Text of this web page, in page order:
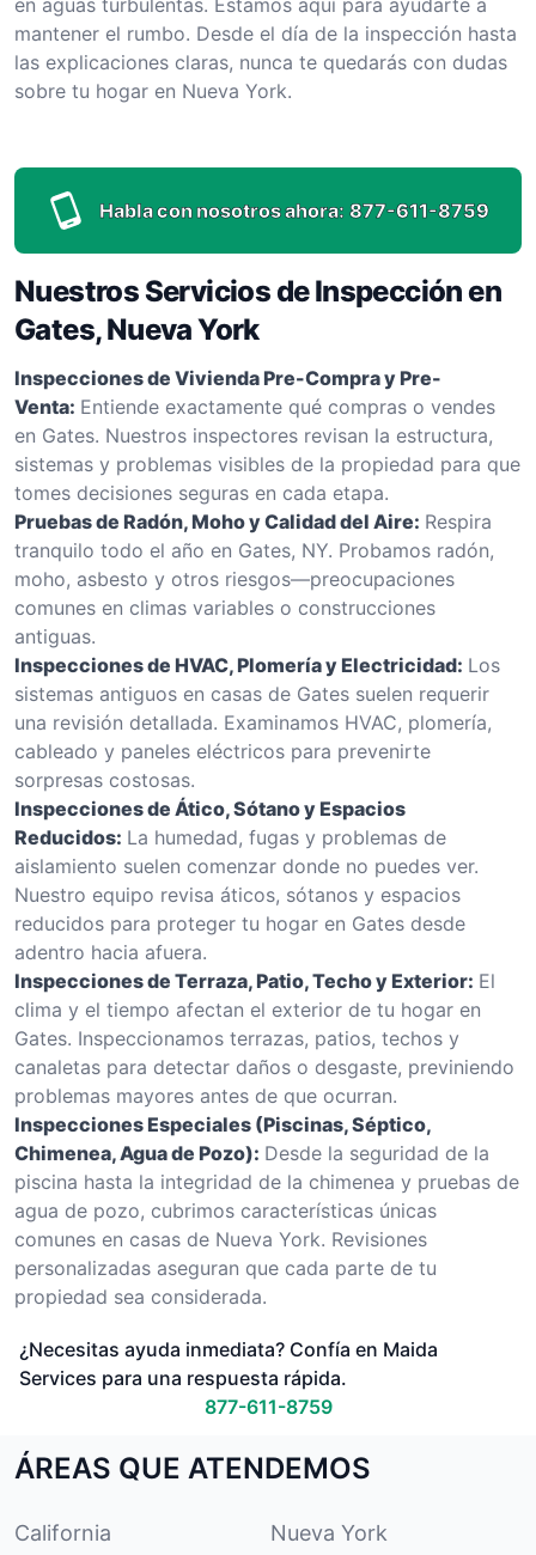
mantener el rumbo. Desde el día de la inspección hasta
las explicaciones claras, nunca te quedarás con dudas
sobre tu hogar en Nueva York.
Habla con nosotros ahora: 877-611-8759
Nuestros Servicios de Inspección en
Gates, Nueva York
Inspecciones de Vivienda Pre-Compra y Pre-
Venta: Entiende exactamente qué compras o vendes
en Gates. Nuestros inspectores revisan la estructura,
sistemas y problemas visibles de la propiedad para que
tomes decisiones seguras en cada etapa.
Pruebas de Radón, Moho y Calidad del Aire: Respira
tranquilo todo el año en Gates, NY. Probamos radón,
moho, asbesto y otros riesgos—preocupaciones
comunes en climas variables o construcciones
antiguas.
Inspecciones de HVAC, Plomería y Electricidad: Los
sistemas antiguos en casas de Gates suelen requerir
una revisión detallada. Examinamos HVAC, plomería,
cableado y paneles eléctricos para prevenirte
sorpresas costosas.
Inspecciones de Ático, Sótano y Espacios
Reducidos: La humedad, fugas y problemas de
aislamiento suelen comenzar donde no puedes ver.
Nuestro equipo revisa áticos, sótanos y espacios
reducidos para proteger tu hogar en Gates desde
adentro hacia afuera.
Inspecciones de Terraza, Patio, Techo y Exterior: El
clima y el tiempo afectan el exterior de tu hogar en
Gates. Inspeccionamos terrazas, patios, techos y
canaletas para detectar daños o desgaste, previniendo
problemas mayores antes de que ocurran.
Inspecciones Especiales (Piscinas, Séptico,
Chimenea, Agua de Pozo): Desde la seguridad de la
piscina hasta la integridad de la chimenea y pruebas de
agua de pozo, cubrimos características únicas
comunes en casas de Nueva York. Revisiones
personalizadas aseguran que cada parte de tu
propiedad sea considerada.
¿Necesitas ayuda inmediata? Confía en Maida
Services para una respuesta rápida.
877-611-8759
ÁREAS QUE ATENDEMOS
California Nueva York